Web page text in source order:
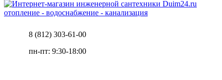
отопление - водоснабжение - канализация
8 (812) 303-61-00
пн-пт: 9:30-18:00